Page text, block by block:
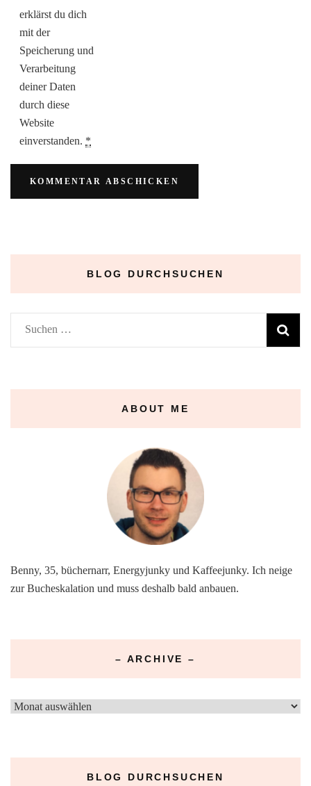
erklärst du dich
mit der
Speicherung und
Verarbeitung
deiner Daten
durch diese
Website
einverstanden. *
BLOG DURCHSUCHEN
Suchen
nach:
ABOUT ME
Benny, 35, büchernarr, Energyjunky und Kaffeejunky. Ich neige
zur Bucheskalation und muss deshalb bald anbauen.
– ARCHIVE –
–
BLOG DURCHSUCHEN